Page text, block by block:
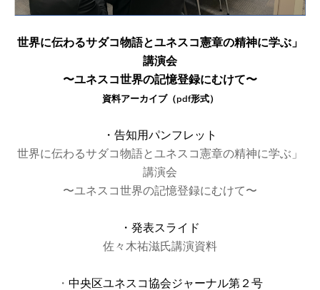
世界に伝わるサダコ物語とユネスコ憲章の精神に学ぶ」
講演会
〜ユネスコ世界の記憶登録にむけて〜
資料アーカイブ（pdf形式）
・告知用パンフレット
世界に伝わるサダコ物語とユネスコ憲章の精神に学ぶ」
講演会
〜ユネスコ世界の記憶登録にむけて〜
・発表スライド
佐々木祐滋氏講演資料
・ 中央区ユネスコ協会ジャーナル第２号